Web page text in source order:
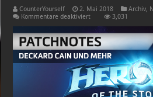
CounterYourself 2. Mai 2018 Archiv,
Kommentare deaktiviertfür
FÜR
HEROES
OF
THE
STORM
–
25.
APRIL
2018
3,031